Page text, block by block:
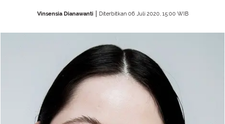
Vinsensia Dianawanti Diterbitkan 06 Juli 2020, 15:00 WIB